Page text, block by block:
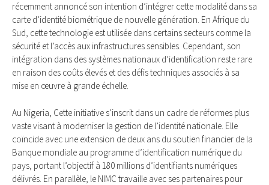
récemment annoncé son intention d’intégrer cette modalité dans sa
carte d’identité biométrique de nouvelle génération. En Afrique du
Sud, cette technologie est utilisée dans certains secteurs comme la
sécurité et l’accès aux infrastructures sensibles. Cependant, son
intégration dans des systèmes nationaux d’identification reste rare
en raison des coûts élevés et des défis techniques associés à sa
mise en œuvre à grande échelle.
Au Nigeria, Cette initiative s’inscrit dans un cadre de réformes plus
vaste visant à moderniser la gestion de l’identité nationale. Elle
coïncide avec une extension de deux ans du soutien financier de la
Banque mondiale au programme d’identification numérique du
pays, portant l’objectif à 180 millions d’identifiants numériques
délivrés. En parallèle, le NIMC travaille avec ses partenaires pour